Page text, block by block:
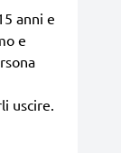
anni e
e
uscire.